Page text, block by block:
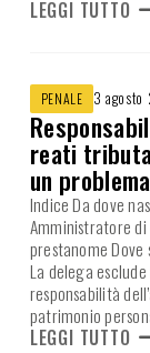
LEGGI TUTTO
PENALE 3 agosto
reati
un
Indice Da dove
Amministratore
prestanome
La delega
responsabilità
patrimonio
LEGGI TUTTO